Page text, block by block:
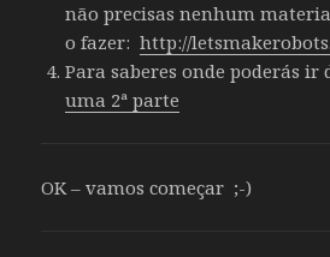
não precisas nenhum
o fazer:http://
Para saberes onde poderás ir
uma 2ª parte
OK – vamos começar ;-)